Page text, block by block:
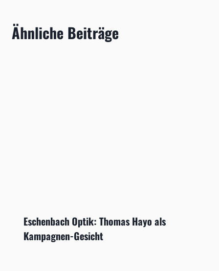
Ähnliche Beiträge
Eschenbach Optik: Thomas Hayo als
Kampagnen-Gesicht